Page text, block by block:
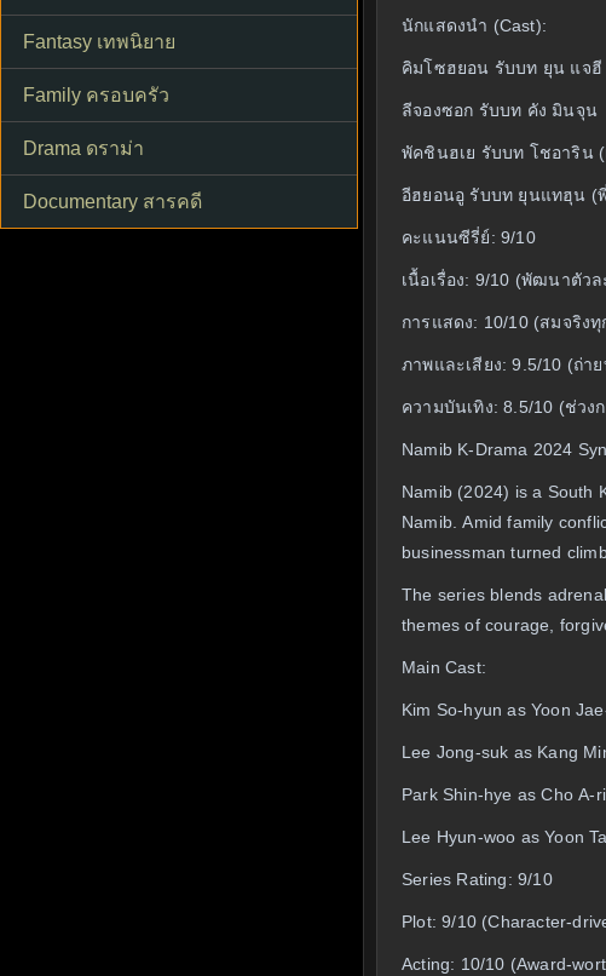
Fantasy เทพนิยาย
Family ครอบครัว
Drama ดราม่า
Documentary สารคดี
นักแสดงนำ (Cast):
คิมโซฮยอน รับบท ยุน แจฮี
ลีจองซอก รับบท คัง มินจุน
พัคชินฮเย รับบท โชอาริน
อีฮยอนอู รับบท ยุนแทฮุน (
คะแนนซีรี่ย์: 9/10
เนื้อเรื่อง: 9/10 (พัฒนาตัว
การแสดง: 10/10 (สมจริง
ภาพและเสียง: 9.5/10 (ถ่า
ความบันเทิง: 8.5/10 (ช่วง
Namib K-Drama 2024
Namib (2024) is a South
Namib. Amid family
businessman turned
The series blends
themes of courage,
Main Cast:
Kim So-hyun as Yoon
Lee Jong-suk as Kang
Park Shin-hye as Cho A-
Lee Hyun-woo as Yoon
Series Rating: 9/10
Plot: 9/10 (Character-
Acting: 10/10 (Award-